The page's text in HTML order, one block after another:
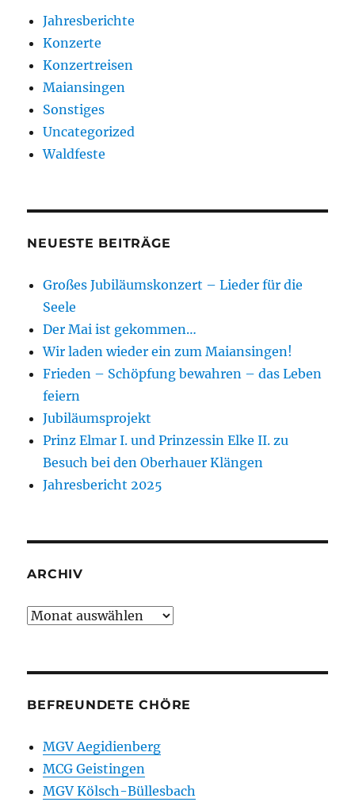
Jahresberichte
Konzerte
Konzertreisen
Maiansingen
Sonstiges
Uncategorized
Waldfeste
NEUESTE BEITRÄGE
Großes Jubiläumskonzert – Lieder für die
Seele
Der Mai ist gekommen…
Wir laden wieder ein zum Maiansingen!
Frieden – Schöpfung bewahren – das Leben
feiern
Jubiläumsprojekt
Prinz Elmar I. und Prinzessin Elke II. zu
Besuch bei den Oberhauer Klängen
Jahresbericht 2025
ARCHIV
Archiv
BEFREUNDETE CHÖRE
MGV Aegidienberg
MCG Geistingen
MGV Kölsch-Büllesbach